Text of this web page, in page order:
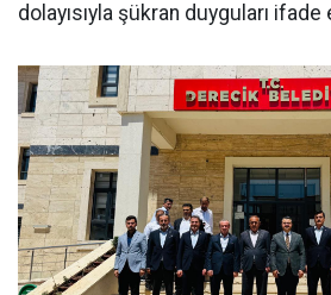
dolayısıyla şükran duyguları ifade